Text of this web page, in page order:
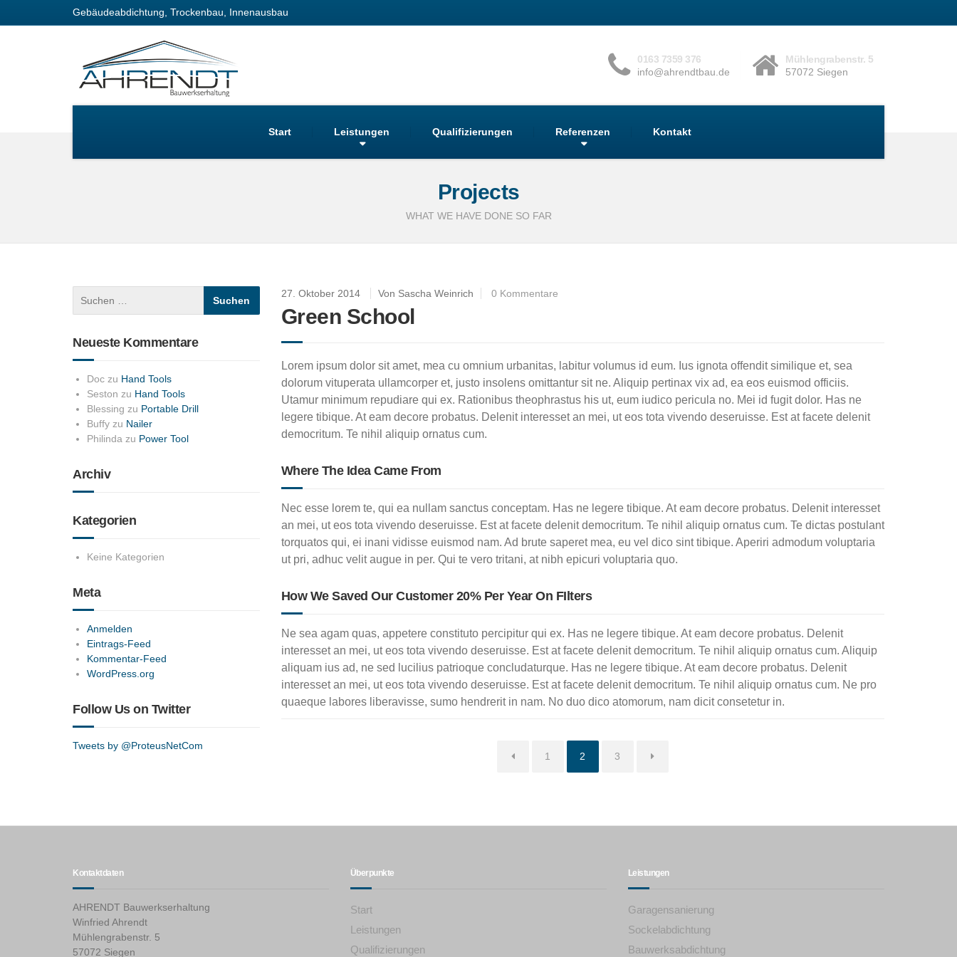
Gebäudeabdichtung, Trockenbau, Innenausbau
0163 7359 376
info@ahrendtbau.de
Mühlengrabenstr. 5
57072 Siegen
Start Leistungen Qualifizierungen Referenzen Kontakt
Projects
WHAT WE HAVE DONE SO FAR
27. Oktober 2014 Von Sascha Weinrich 0 Kommentare
Green School
Lorem ipsum dolor sit amet, mea cu omnium urbanitas, labitur volumus id eum. Ius ignota offendit similique et, sea
dolorum vituperata ullamcorper et, justo insolens omittantur sit ne. Aliquip pertinax vix ad, ea eos euismod officiis.
Utamur minimum repudiare qui ex. Rationibus theophrastus his ut, eum iudico pericula no. Mei id fugit dolor. Has ne
legere tibique. At eam decore probatus. Delenit interesset an mei, ut eos tota vivendo deseruisse. Est at facete delenit
democritum. Te nihil aliquip ornatus cum.
Where The Idea Came From
Nec esse lorem te, qui ea nullam sanctus conceptam. Has ne legere tibique. At eam decore probatus. Delenit interesset
an mei, ut eos tota vivendo deseruisse. Est at facete delenit democritum. Te nihil aliquip ornatus cum. Te dictas postulant
torquatos qui, ei inani vidisse euismod nam. Ad brute saperet mea, eu vel dico sint tibique. Aperiri admodum voluptaria
ut pri, adhuc velit augue in per. Qui te vero tritani, at nibh epicuri voluptaria quo.
How We Saved Our Customer 20% Per Year On FIlters
Ne sea agam quas, appetere constituto percipitur qui ex. Has ne legere tibique. At eam decore probatus. Delenit
interesset an mei, ut eos tota vivendo deseruisse. Est at facete delenit democritum. Te nihil aliquip ornatus cum. Aliquip
aliquam ius ad, ne sed lucilius patrioque concludaturque. Has ne legere tibique. At eam decore probatus. Delenit
interesset an mei, ut eos tota vivendo deseruisse. Est at facete delenit democritum. Te nihil aliquip ornatus cum. Ne pro
quaeque labores liberavisse, sumo hendrerit in nam. No duo dico atomorum, nam dicit consetetur in.
Seite
1 Seite
2 Seite
3
Neueste Kommentare
Doc zu Hand Tools
Seston zu Hand Tools
Blessing zu Portable Drill
Buffy zu Nailer
Philinda zu Power Tool
Archiv
Kategorien
Keine Kategorien
Meta
Anmelden
Eintrags-Feed
Kommentar-Feed
WordPress.org
Follow Us on Twitter
Tweets by @ProteusNetCom
Kontaktdaten
AHRENDT Bauwerkserhaltung
Winfried Ahrendt
Mühlengrabenstr. 5
57072 Siegen
Überpunkte
Start
Leistungen
Qualifizierungen
Leistungen
Garagensanierung
Sockelabdichtung
Bauwerksabdichtung